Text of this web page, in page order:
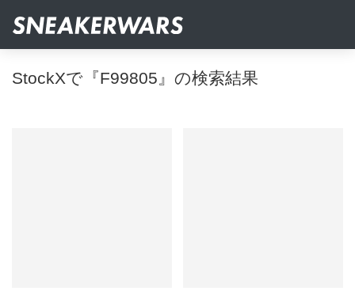
StockXで『F99805』の検索結果